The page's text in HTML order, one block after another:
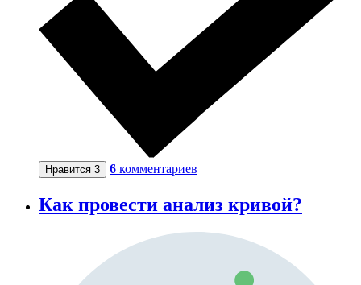
Нравится 3 6 комментариев
Как провести анализ кривой?